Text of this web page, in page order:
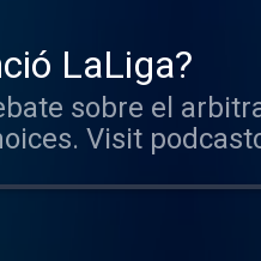
LaLiga?
sobre el
Visit